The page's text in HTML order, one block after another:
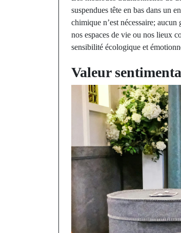
suspendues tête en bas dans un
chimique n’est nécessaire;
nos espaces de vie ou nos lieux
sensibilité écologique et
Valeur